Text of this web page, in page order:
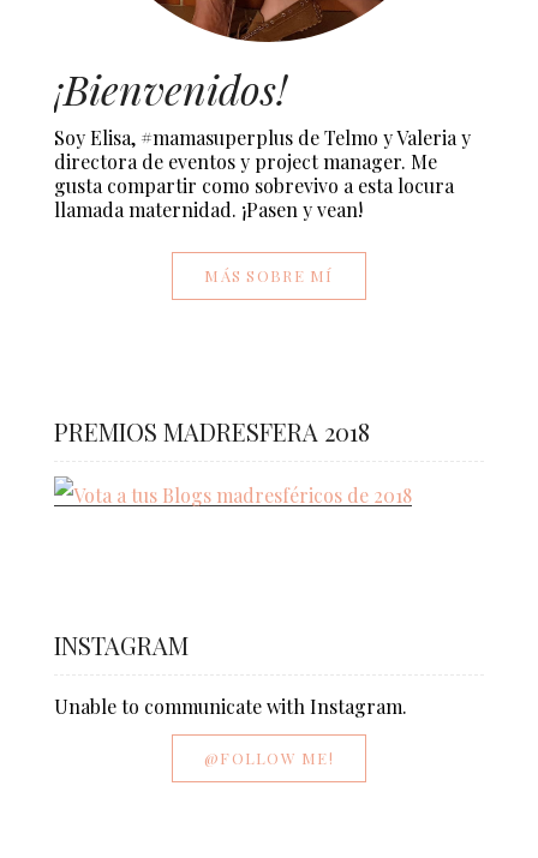
¡Bienvenidos!
Soy Elisa, #mamasuperplus de Telmo y Valeria y
directora de eventos y project manager. Me
gusta compartir como sobrevivo a esta locura
llamada maternidad. ¡Pasen y vean!
MÁS SOBRE MÍ
PREMIOS MADRESFERA 2018
INSTAGRAM
Unable to communicate with Instagram.
@FOLLOW ME!